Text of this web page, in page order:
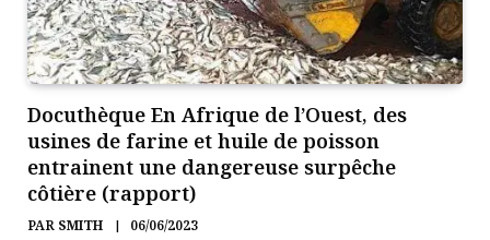
Docuthèque En Afrique de l’Ouest, des
usines de farine et huile de poisson
entrainent une dangereuse surpêche
côtière (rapport)
PAR SMITH 06/06/2023